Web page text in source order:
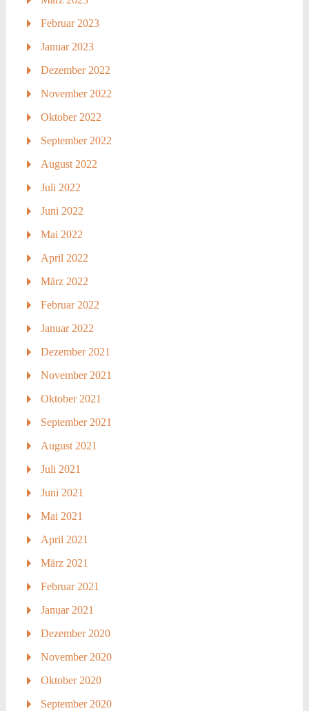
Februar 2023
Januar 2023
Dezember 2022
November 2022
Oktober 2022
September 2022
August 2022
Juli 2022
Juni 2022
Mai 2022
April 2022
März 2022
Februar 2022
Januar 2022
Dezember 2021
November 2021
Oktober 2021
September 2021
August 2021
Juli 2021
Juni 2021
Mai 2021
April 2021
März 2021
Februar 2021
Januar 2021
Dezember 2020
November 2020
Oktober 2020
September 2020